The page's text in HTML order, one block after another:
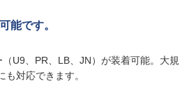
能です。
U9、PR、LB、JN）が装着可能。大規
対応できます。